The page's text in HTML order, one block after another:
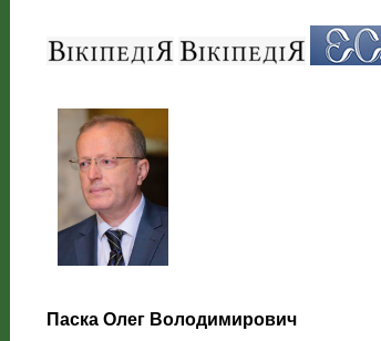
Паска Олег Володимирович